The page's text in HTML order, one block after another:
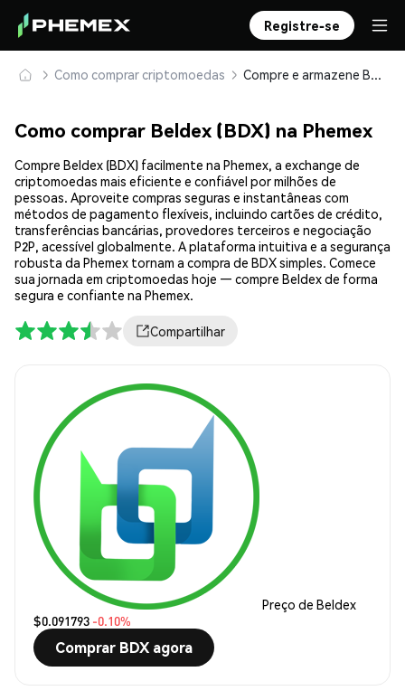
Registre-se
Como comprar criptomoedas Compre e armazene Beldex (BDX) com segurança
Como comprar Beldex (BDX) na Phemex
Compre Beldex (BDX) facilmente na Phemex, a exchange de
criptomoedas mais eficiente e confiável por milhões de
pessoas. Aproveite compras seguras e instantâneas com
métodos de pagamento flexíveis, incluindo cartões de crédito,
transferências bancárias, provedores terceiros e negociação
P2P, acessível globalmente. A plataforma intuitiva e a segurança
robusta da Phemex tornam a compra de BDX simples. Comece
sua jornada em criptomoedas hoje — compre Beldex de forma
segura e confiante na Phemex.
Compartilhar
Preço de Beldex
$0.091793 -0.10%
Comprar BDX agora